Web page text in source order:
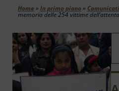
Home » In primo piano» Comunicati
memoria delle 254 vittime